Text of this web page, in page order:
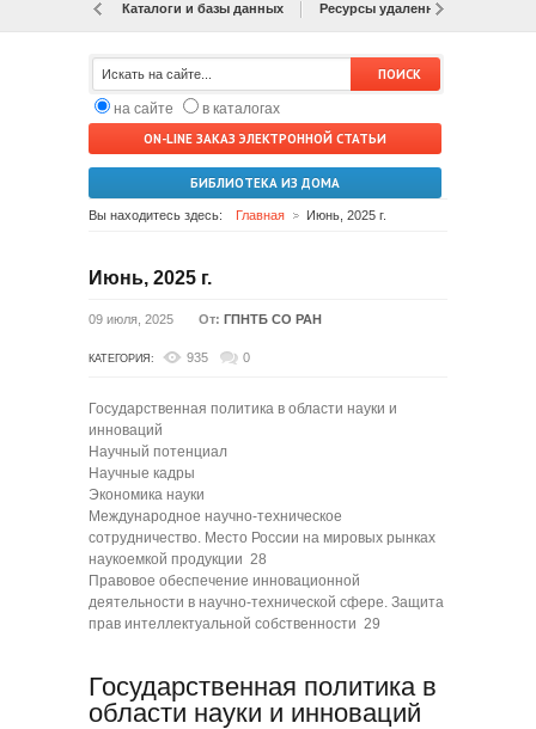
Каталоги и базы данных Ресурсы удаленного доступа
на сайте
в каталогах
ON-LINE ЗАКАЗ ЭЛЕКТРОННОЙ СТАТЬИ
БИБЛИОТЕКА ИЗ ДОМА
Вы находитесь здесь: Главная Июнь, 2025 г.
Июнь, 2025 г.
09 июля, 2025 От: ГПНТБ СО РАН
КАТЕГОРИЯ: 935 0
Государственная политика в области науки и
инноваций
Научный потенциал
Научные кадры
Экономика науки
Международное научно-техническое
сотрудничество. Место России на мировых рынках
наукоемкой продукции 28
Правовое обеспечение инновационной
деятельности в научно-технической сфере. Защита
прав интеллектуальной собственности 29
Государственная политика в
области науки и инноваций